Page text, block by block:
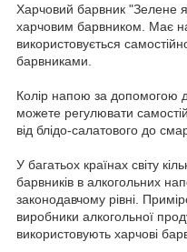
Харчовий барвник "Зелене
харчовим барвником. Має
використовується
барвниками.
Колір напою за допомогою
можете регулювати
від блідо-салатового до
У багатьох країнах світу
барвників в алкогольних
законодавчому рівні.
виробники алкогольної
використовують харчові